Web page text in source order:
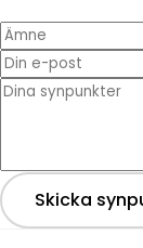
Ämne
Din e-post
* Dina synpunkter
Skicka